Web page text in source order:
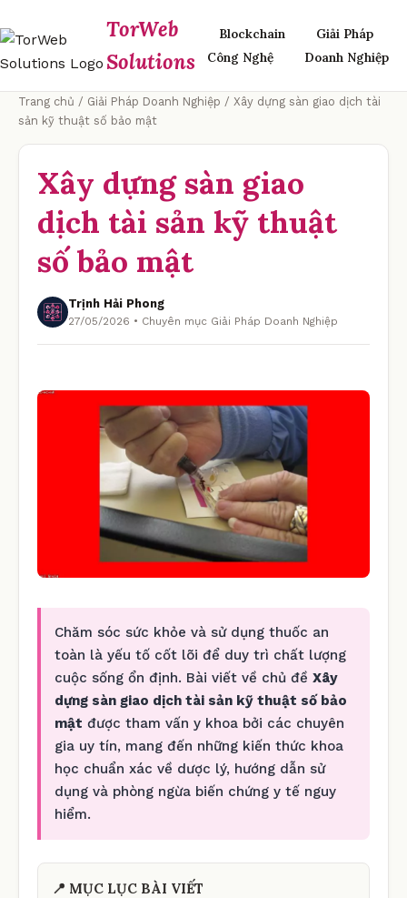
TorWeb
Solutions
Blockchain
Công Nghệ
Giải Pháp
Doanh Nghiệp
Trang chủ / Giải Pháp Doanh Nghiệp / Xây dựng sàn giao dịch tài
sản kỹ thuật số bảo mật
Xây dựng sàn giao
dịch tài sản kỹ thuật
số bảo mật
Trịnh Hải Phong
27/05/2026 • Chuyên mục Giải Pháp Doanh Nghiệp
Chăm sóc sức khỏe và sử dụng thuốc an
toàn là yếu tố cốt lõi để duy trì chất lượng
cuộc sống ổn định. Bài viết về chủ đề Xây
dựng sàn giao dịch tài sản kỹ thuật số bảo
mật được tham vấn y khoa bởi các chuyên
gia uy tín, mang đến những kiến thức khoa
học chuẩn xác về dược lý, hướng dẫn sử
dụng và phòng ngừa biến chứng y tế nguy
hiểm.
📍 MỤC LỤC BÀI VIẾT